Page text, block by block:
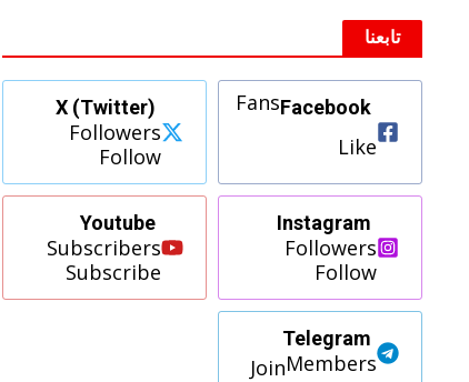
تابعنا
Facebook
Fans
Like
X (Twitter)
Followers
Follow
Instagram
Followers
Follow
Youtube
Subscribers
Subscribe
Telegram
Members
Join